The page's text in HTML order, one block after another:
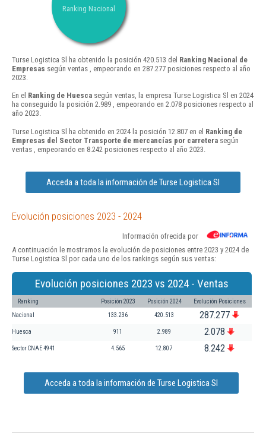
Ranking Nacional
Turse Logistica Sl ha obtenido la posición 420.513 del Ranking Nacional de
Empresas según ventas , empeorando en 287.277 posiciones respecto al año
2023.
En el Ranking de Huesca según ventas, la empresa Turse Logistica Sl en 2024
ha conseguido la posición 2.989 , empeorando en 2.078 posiciones respecto al
año 2023.
Turse Logistica Sl ha obtenido en 2024 la posición 12.807 en el Ranking de
Empresas del Sector Transporte de mercancías por carretera según
ventas , empeorando en 8.242 posiciones respecto al año 2023.
Acceda a toda la información de Turse Logistica Sl
Evolución posiciones 2023 - 2024
Información ofrecida por
A continuación le mostramos la evolución de posiciones entre 2023 y 2024 de
Turse Logistica Sl por cada uno de los rankings según sus ventas:
Evolución posiciones 2023 vs 2024 - Ventas
Ranking Posición 2023 Posición 2024 Evolución Posiciones
Nacional 133.236 420.513 287.277
Huesca 911 2.989 2.078
Sector CNAE 4941 4.565 12.807 8.242
Acceda a toda la información de Turse Logistica Sl